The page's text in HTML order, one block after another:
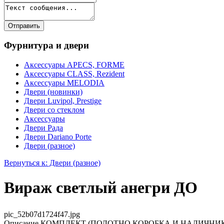
Фурнитура и двери
Аксессуары APECS, FORME
Аксессуары CLASS, Rezident
Аксессуары MELODIA
Двери (новинки)
Двери Luvipol, Prestige
Двери со стеклом
Аксессуары
Двери Рада
Двери Dariano Porte
Двери (разное)
Вернуться к: Двери (разное)
Вираж светлый анегри ДО
pic_52b07d1724f47.jpg